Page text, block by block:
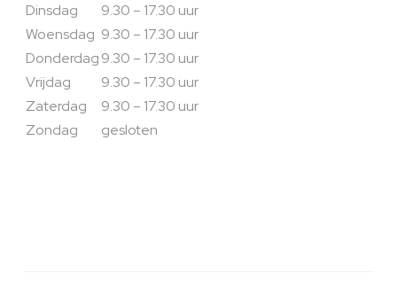
Dinsdag
9.30 – 17.30 uur
Woensdag 9.30 – 17.30 uur
Donderdag9.30 – 17.30 uur
Vrijdag
9.30 – 17.30 uur
Zaterdag
9.30 – 17.30 uur
Zondag
gesloten